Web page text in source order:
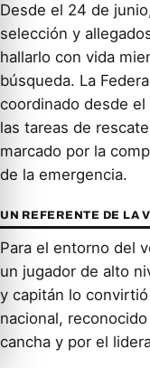
Desde el 24 de
selección y
hallarlo con vida
búsqueda. La
coordinado desde
las tareas de
marcado por la
de la emergencia.
UN REFERENTE DE LA
Para el entorno del
un jugador de alto
y capitán lo
nacional,
cancha y por el